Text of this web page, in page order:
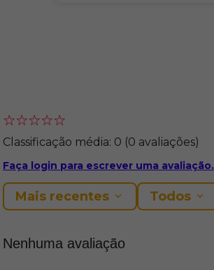
Classificação média: 0 (0 avaliações)
Faça login para escrever uma avaliação.
Mais recentes Todos
Nenhuma avaliação